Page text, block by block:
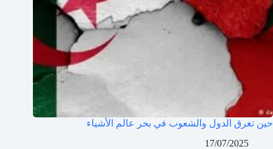
حين تغرق الدول والشعوب في بحر عالم الأشياء
17/07/2025